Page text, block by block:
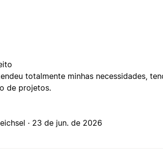
totalmente minhas necessidades,
de projetos.
· 23 de jun. de 2026